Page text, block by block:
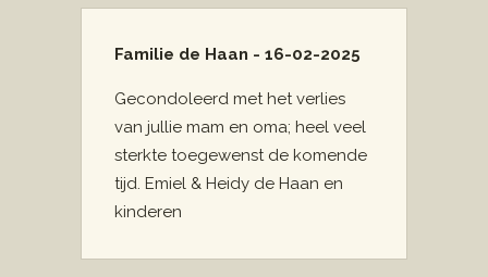
Familie de Haan - 16-02-2025
Gecondoleerd met het verlies
van jullie mam en oma; heel veel
sterkte toegewenst de komende
tijd. Emiel & Heidy de Haan en
kinderen